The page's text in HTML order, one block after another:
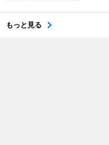
もっと見る